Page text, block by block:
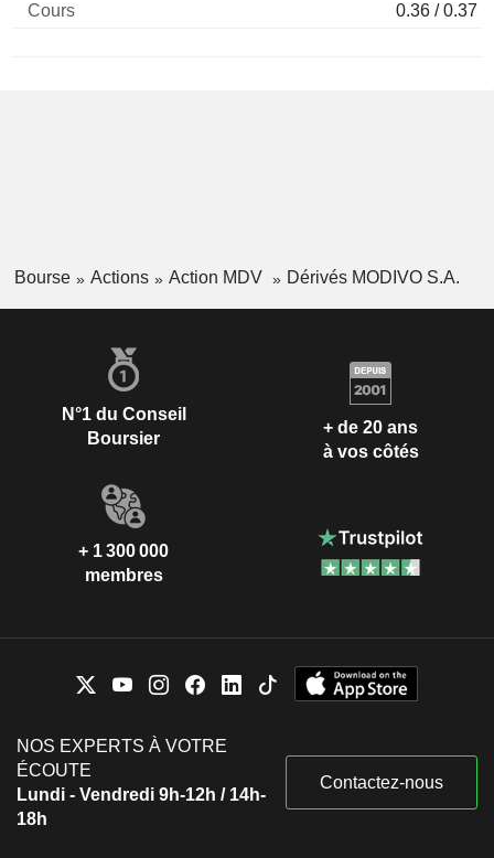
0.36 / 0.37
Bourse Actions Action MDV Dérivés MODIVO S.A.
N°1 du Conseil
Boursier
+ de 20 ans
à vos côtés
+ 1 300 000
membres
NOS EXPERTS À VOTRE
ÉCOUTE
Lundi - Vendredi 9h-12h / 14h-
18h
Contactez-nous